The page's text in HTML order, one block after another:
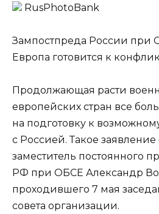
RusPhotoBank
Зампостпреда России при
Европа готовится к
Продолжающая расти
европейских стран все
на подготовку к
с Россией. Такое заявление
заместитель постоянного
РФ при ОБСЕ Александр
проходившего 7 мая
совета организации.